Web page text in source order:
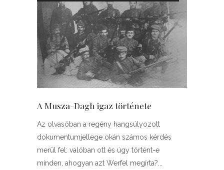
A Musza-Dagh igaz története
Az olvasóban a regény hangsúlyozott
dokumentumjellege okán számos kérdés
merül fel: valóban ott és úgy történt­-e
minden, ahogyan azt Werfel megírta?